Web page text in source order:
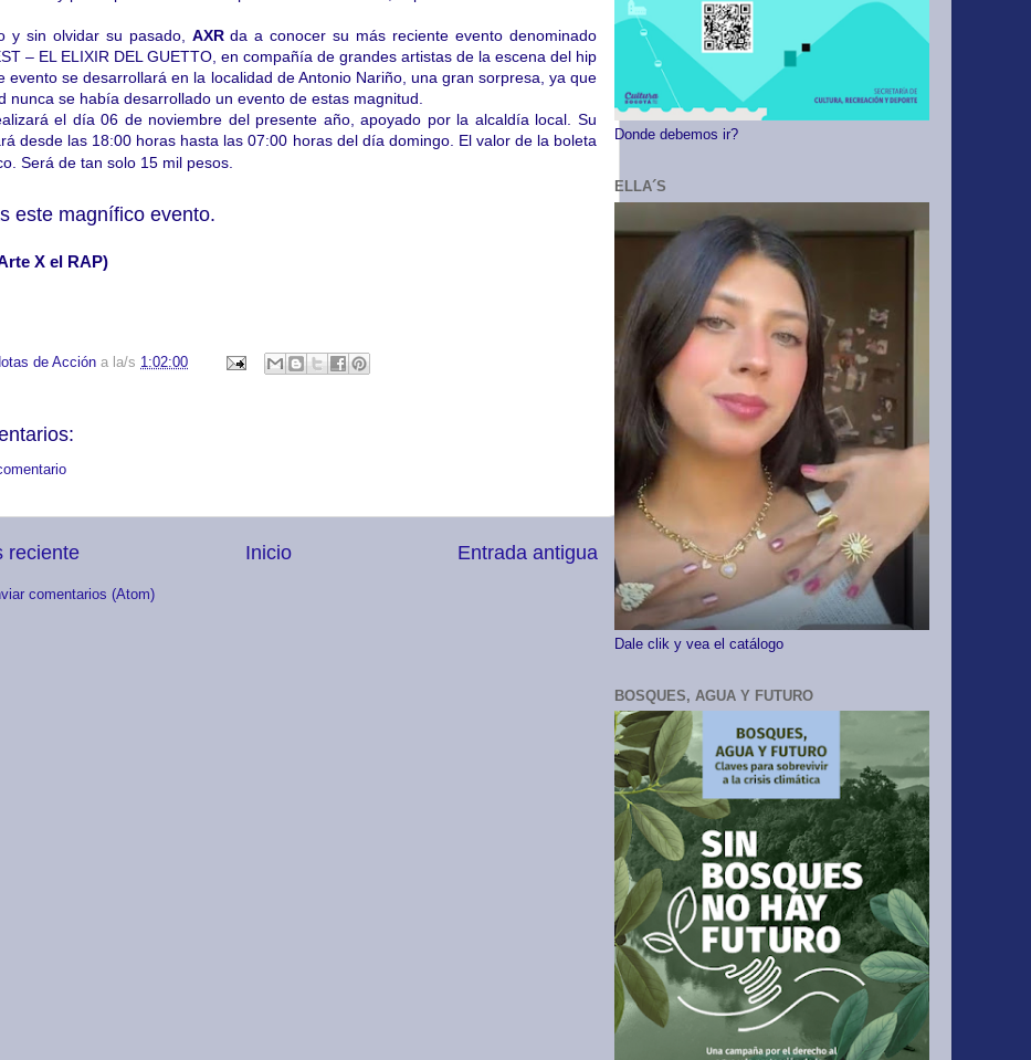
y sin olvidar su pasado, AXRda a conocer su más reciente evento denominado
– EL ELIXIR DEL GUETTO, en compañía de grandes artistas de la escena del hip
evento se desarrollará en la localidad de Antonio Nariño, una gran sorpresa, ya que
nunca se había desarrollado un evento de estas magnitud.
el día 06 de noviembre del presente año, apoyado por la alcaldía local. Su
desde las 18:00 horas hasta las 07:00 horas del día domingo. El valor de la boleta
Será de tan solo 15 mil pesos.
este magnífico evento.
X el RAP)
de Acción a la/s 1:02:00
reciente Entrada antigua
Inicio
comentarios (Atom)
Donde debemos ir?
ELLA´S
Dale clik y vea el catálogo
BOSQUES, AGUA Y FUTURO